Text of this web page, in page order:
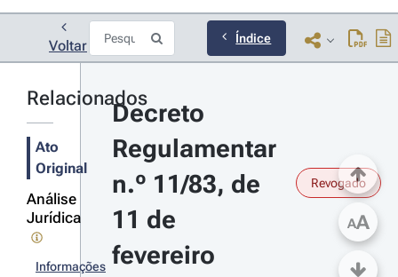
Voltar Índice
Relacionados
Ato
Original
Análise
Jurídica
Informações
Decreto
Regulamentar
n.º 11/83, de
11 de
fevereiro
Revogado
AA